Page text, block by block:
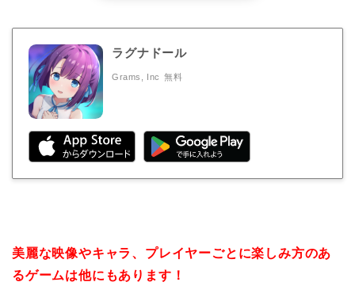
ラグナドール
Grams, Inc 無料
美麗な映像やキャラ、プレイヤーごとに楽しみ方のあ
るゲームは他にもあります！